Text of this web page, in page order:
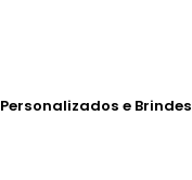
Personalizados e Brindes